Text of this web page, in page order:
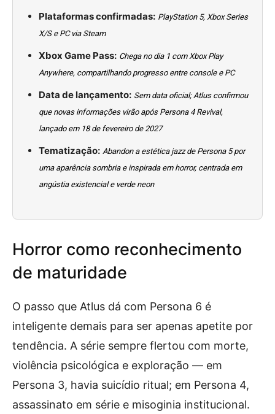
Plataformas confirmadas: PlayStation 5, Xbox Series
X/S e PC via Steam
Xbox Game Pass: Chega no dia 1 com Xbox Play
Anywhere, compartilhando progresso entre console e PC
Data de lançamento: Sem data oficial; Atlus confirmou
que novas informações virão após Persona 4 Revival,
lançado em 18 de fevereiro de 2027
Tematização: Abandon a estética jazz de Persona 5 por
uma aparência sombria e inspirada em horror, centrada em
angústia existencial e verde neon
Horror como reconhecimento
de maturidade
O passo que Atlus dá com Persona 6 é
inteligente demais para ser apenas apetite por
tendência. A série sempre flertou com morte,
violência psicológica e exploração — em
Persona 3, havia suicídio ritual; em Persona 4,
assassinato em série e misoginia institucional.